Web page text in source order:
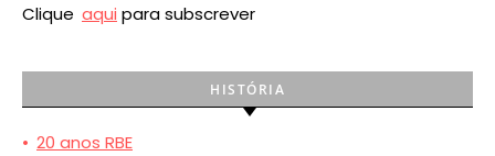
Clique aqui para subscrever
HISTÓRIA
• 20 anos RBE